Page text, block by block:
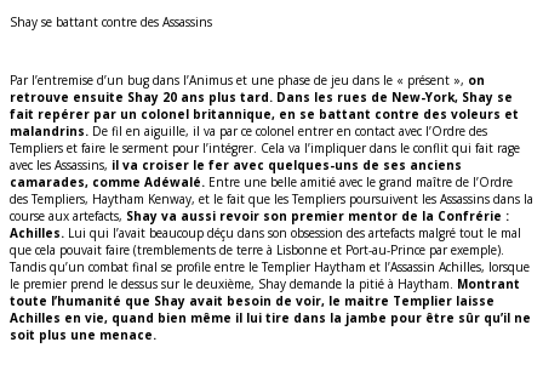
Shay se battant contre des Assassins
Par l’entremise d’un bug dans l’Animus et une phase de jeu dans le « présent », on
retrouve ensuite Shay 20 ans plus tard. Dans les rues de New-York, Shay se
fait repérer par un colonel britannique, en se battant contre des voleurs et
malandrins. De fil en aiguille, il va par ce colonel entrer en contact avec l’Ordre des
Templiers et faire le serment pour l’intégrer. Cela va l’impliquer dans le conflit qui fait rage
avec les Assassins, il va croiser le fer avec quelques-uns de ses anciens
camarades, comme Adéwalé. Entre une belle amitié avec le grand maître de l’Ordre
des Templiers, Haytham Kenway, et le fait que les Templiers poursuivent les Assassins dans la
course aux artefacts, Shay va aussi revoir son premier mentor de la Confrérie :
Achilles. Lui qui l’avait beaucoup déçu dans son obsession des artefacts malgré tout le mal
que cela pouvait faire (tremblements de terre à Lisbonne et Port-au-Prince par exemple).
Tandis qu’un combat final se profile entre le Templier Haytham et l’Assassin Achilles, lorsque
le premier prend le dessus sur le deuxième, Shay demande la pitié à Haytham. Montrant
toute l’humanité que Shay avait besoin de voir, le maitre Templier laisse
Achilles en vie, quand bien même il lui tire dans la jambe pour être sûr qu’il ne
soit plus une menace.